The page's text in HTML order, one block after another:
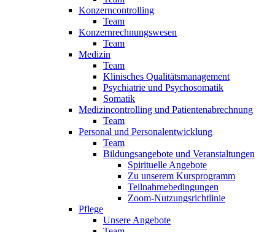
Konzerncontrolling
Team
Konzernrechnungswesen
Team
Medizin
Team
Klinisches Qualitätsmanagement
Psychiatrie und Psychosomatik
Somatik
Medizincontrolling und Patientenabrechnung
Team
Personal und Personalentwicklung
Team
Bildungsangebote und Veranstaltungen
Spirituelle Angebote
Zu unserem Kursprogramm
Teilnahmebedingungen
Zoom-Nutzungsrichtlinie
Pflege
Unsere Angebote